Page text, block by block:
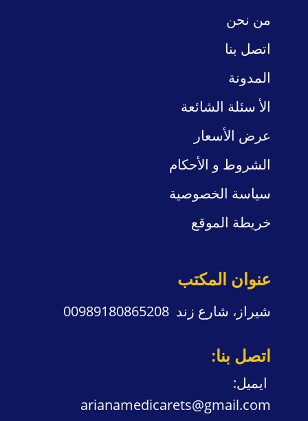
:اتصل بنا
arianamedicarets@gmail.com
عنوان المكتب
شيراز، شارع زند 00989180865208
من نحن
اتصل بنا
المدونة
الأ سئلة الشائعة
عرض الأسعار
الشروط و الأحكام
سياسة الخصوصية
خريطة الموقع